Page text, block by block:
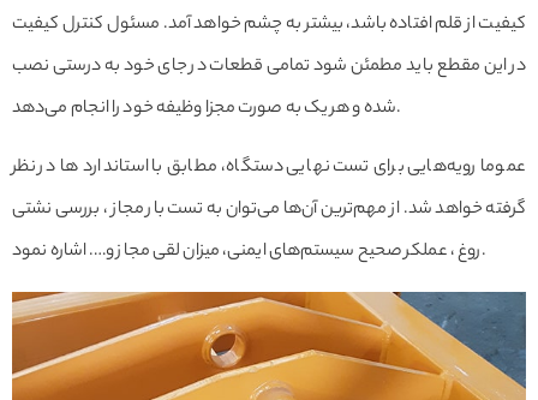
کیفیت از قلم افتاده باشد، بیشتر به چشم خواهد آمد. مسئول کنترل کیفیت
در این مقطع باید مطمئن شود تمامی قطعات در جای خود به درستی نصب
شده و هر یک به صورت مجزا وظیفه خود را انجام می‌دهد.
عموما رویه‌هایی برای تست نهایی دستگاه، مطابق با استاندارد ها در نظر
گرفته خواهد شد. از مهم‌ترین آن‌ها می‌توان به تست بار مجاز ، بررسی نشتی
روغ ، عملکر صحیح سیستم‌های ایمنی، میزان لقی مجاز و…. اشاره نمود.